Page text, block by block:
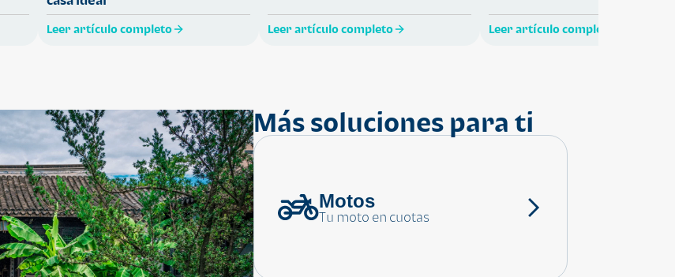
Leer artículo completo Leer artículo completo Leer artículo completo
Más soluciones para ti
Motos
Tu moto en cuotas